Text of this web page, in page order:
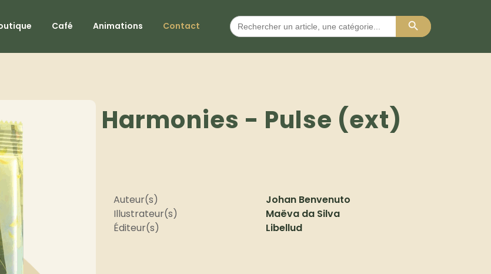
Café Animations Contact
Search
for:
Search Button
Harmonies - Pulse (ext)
Auteur(s)
Johan Benvenuto
Illustrateur(s)
Maëva da Silva
Éditeur(s)
Libellud